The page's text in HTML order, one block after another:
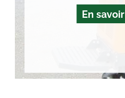
En savoir